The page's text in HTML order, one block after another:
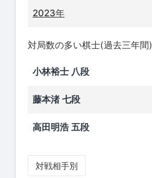
2023年
対局数の多い棋士(過去三年間)
小林裕士 八段
藤本渚 七段
高田明浩 五段
対戦相手別